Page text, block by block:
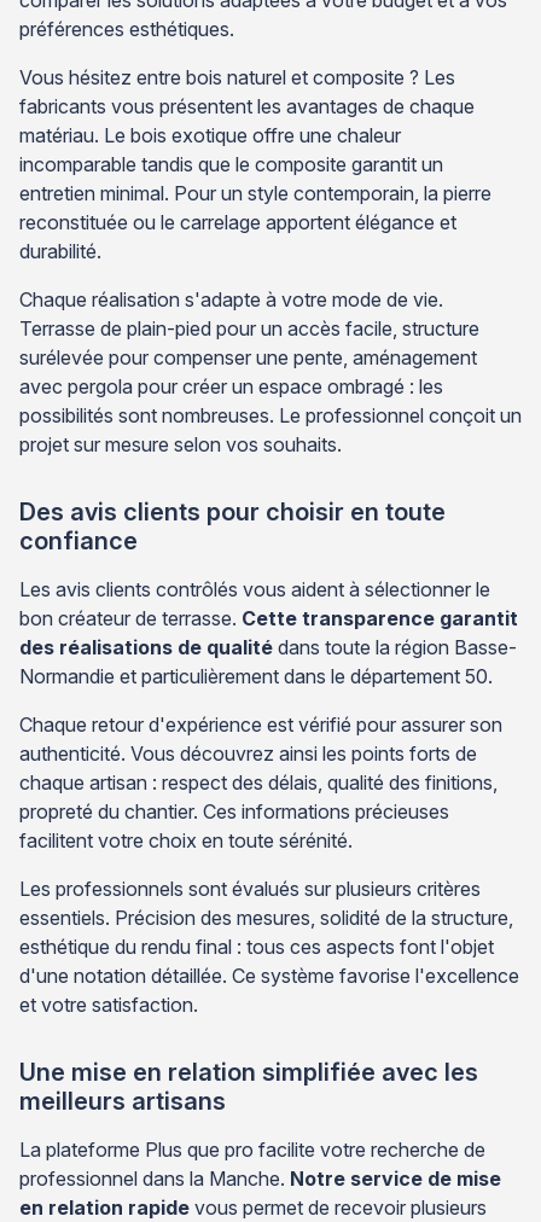
préférences esthétiques.
Vous hésitez entre bois naturel et composite ? Les
fabricants vous présentent les avantages de chaque
matériau. Le bois exotique offre une chaleur
incomparable tandis que le composite garantit un
entretien minimal. Pour un style contemporain, la pierre
reconstituée ou le carrelage apportent élégance et
durabilité.
Chaque réalisation s'adapte à votre mode de vie.
Terrasse de plain-pied pour un accès facile, structure
surélevée pour compenser une pente, aménagement
avec pergola pour créer un espace ombragé : les
possibilités sont nombreuses. Le professionnel conçoit un
projet sur mesure selon vos souhaits.
Des avis clients pour choisir en toute
confiance
Les avis clients contrôlés vous aident à sélectionner le
bon créateur de terrasse. Cette transparence garantit
des réalisations de qualité dans toute la région Basse-
Normandie et particulièrement dans le département 50.
Chaque retour d'expérience est vérifié pour assurer son
authenticité. Vous découvrez ainsi les points forts de
chaque artisan : respect des délais, qualité des finitions,
propreté du chantier. Ces informations précieuses
facilitent votre choix en toute sérénité.
Les professionnels sont évalués sur plusieurs critères
essentiels. Précision des mesures, solidité de la structure,
esthétique du rendu final : tous ces aspects font l'objet
d'une notation détaillée. Ce système favorise l'excellence
et votre satisfaction.
Une mise en relation simplifiée avec les
meilleurs artisans
La plateforme Plus que pro facilite votre recherche de
professionnel dans la Manche. Notre service de mise
en relation rapide vous permet de recevoir plusieurs